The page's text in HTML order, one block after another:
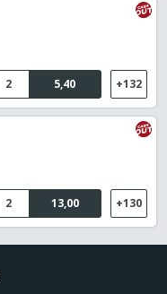
5,40
2 +132
13,00
2 +130